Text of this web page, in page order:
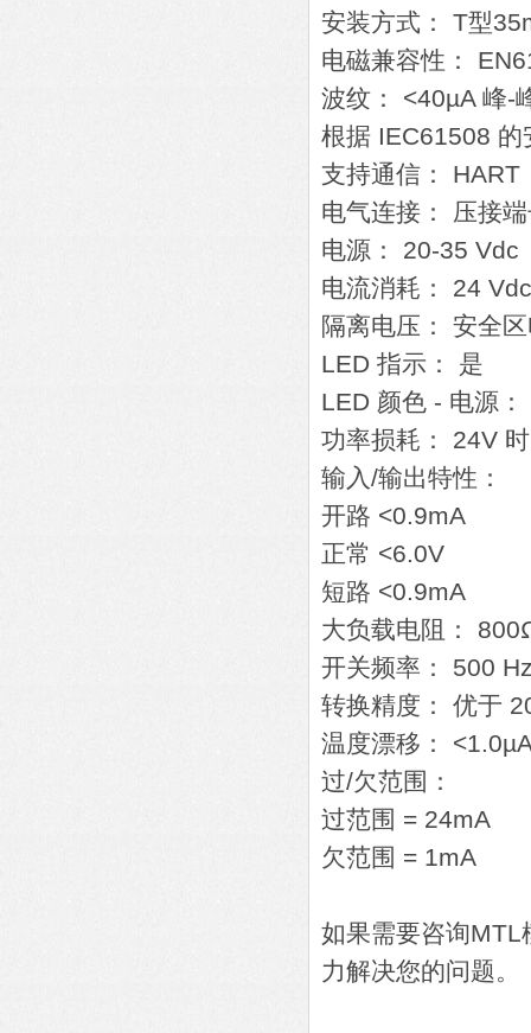
安装方式： T型
电磁兼容性：
波纹： <40µA 峰-
根据 IEC61508
支持通信： HART
电气连接： 压接
电源： 20-35 Vdc
电流消耗： 24
隔离电压： 安全
LED 指示： 是
LED 颜色 - 电源：
功率损耗： 24V
输入/输出特性：
开路 <0.9mA
正常 <6.0V
短路 <0.9mA
大负载电阻：
开关频率： 500
转换精度： 优于
温度漂移：
过/欠范围：
过范围 = 24mA
欠范围 = 1mA
如果需要咨询MTL
力解决您的问题。